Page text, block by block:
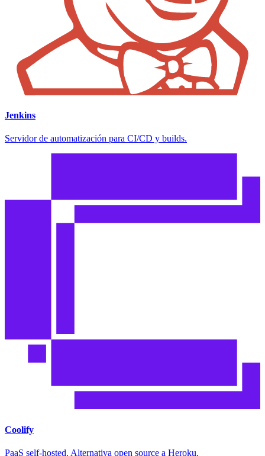
Jenkins
Servidor de automatización para CI/CD y builds.
Coolify
PaaS self-hosted. Alternativa open source a Heroku.